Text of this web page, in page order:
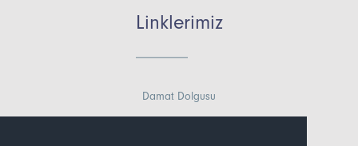
Linklerimiz
Damat Dolgusu